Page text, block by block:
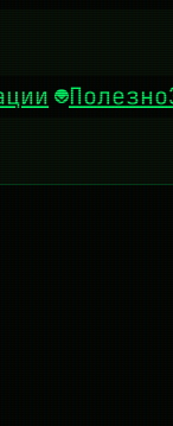
Полезно